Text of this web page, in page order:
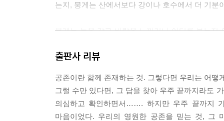
는지, 뭉게는 산에서보다 강이나 호수에서 더 기분
뭉게는 눈을 감고 바람을 느끼거나 어디를 보는지
든 눈과 코, 그리고 털이 결마다 흩날리는 모습이
--- 에필로그 중에서
출판사 리뷰
공존이란 함께 존재하는 것. 그렇다면 우리는 어떻
그럴 수만 있다면, 그 답을 찾아 우주 끝까지라도
의심하고 확인하면서……. 하지만 우주 끝까지
마음이었다. 우리의 영원한 공존을 믿는 것, 그